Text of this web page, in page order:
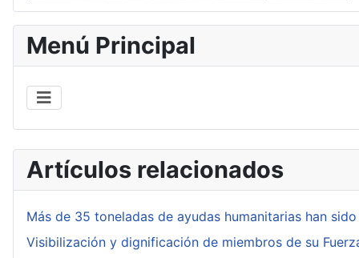
Menú Principal
Artículos relacionados
Más de 35 toneladas de ayudas humanitarias han
Visibilización y dignificación de miembros de su